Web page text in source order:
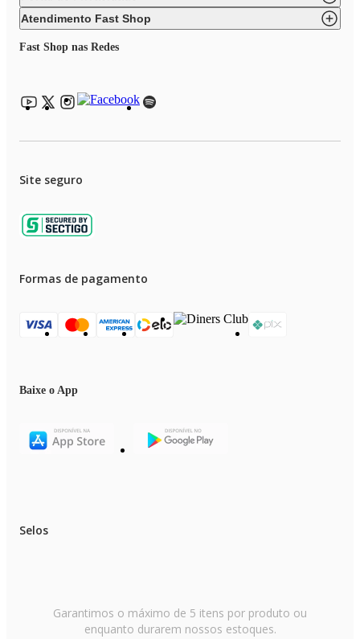
Atendimento Fast Shop
Fast Shop nas Redes
Site seguro
Formas de pagamento
Baixe o App
Selos
Garantimos o máximo de 5 itens por produto ou
enquanto durarem nossos estoques.